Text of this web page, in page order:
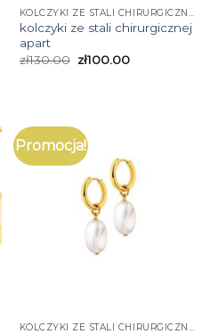
KOLCZYKI ZE STALI CHIRURGICZNEJ APART
kolczyki ze stali chirurgicznej
apart
zł130.00 zł100.00
Promocja!
KOLCZYKI ZE STALI CHIRURGICZNEJ APART